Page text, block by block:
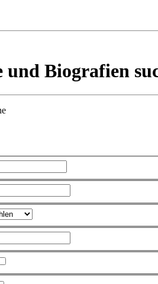
und Biografien